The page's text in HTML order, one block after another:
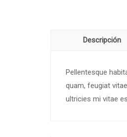
Descripción
Pellentesque
quam, feugiat
ultricies mi vitae